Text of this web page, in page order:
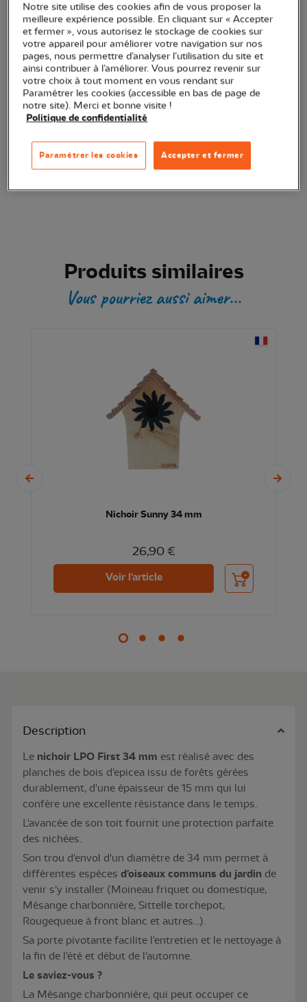
En stock
Ajouter au panier
Transaction sécurisée
Produit certifié
Produits similaires
Vous pourriez aussi aimer...
Nichoir Sunny 34 mm
26,90 €
Voir l'article Ajouter au panier
Description
Le nichoir LPO First 34 mm est réalisé avec des
planches de bois d'epicea issu de forêts gérées
durablement, d'une épaisseur de 15 mm qui lui
confère une excellente résistance dans le temps.
L'avancée de son toit fournit une protection parfaite
des nichées.
Son trou d'envol d'un diamètre de 34 mm permet à
différentes espèces d'oiseaux communs du jardin de
venir s'y installer (Moineau friquet ou domestique,
Mésange charbonnière, Sittelle torchepot,
Rougequeue à front blanc et autres...).
Sa porte pivotante facilite l'entretien et le nettoyage à
la fin de l'été et début de l'automne.
Le saviez-vous ?
La Mésange charbonnière, qui peut occuper ce
Notre site utilise des cookies afin de vous proposer la
meilleure expérience possible. En cliquant sur « Accepter
et fermer », vous autorisez le stockage de cookies sur
votre appareil pour améliorer votre navigation sur nos
pages, nous permettre d’analyser l’utilisation du site et
ainsi contribuer à l’améliorer. Vous pourrez revenir sur
votre choix à tout moment en vous rendant sur
Paramétrer les cookies (accessible en bas de page de
notre site). Merci et bonne visite !
Politique de confidentialité
Accepter et fermer
Paramétrer les cookies